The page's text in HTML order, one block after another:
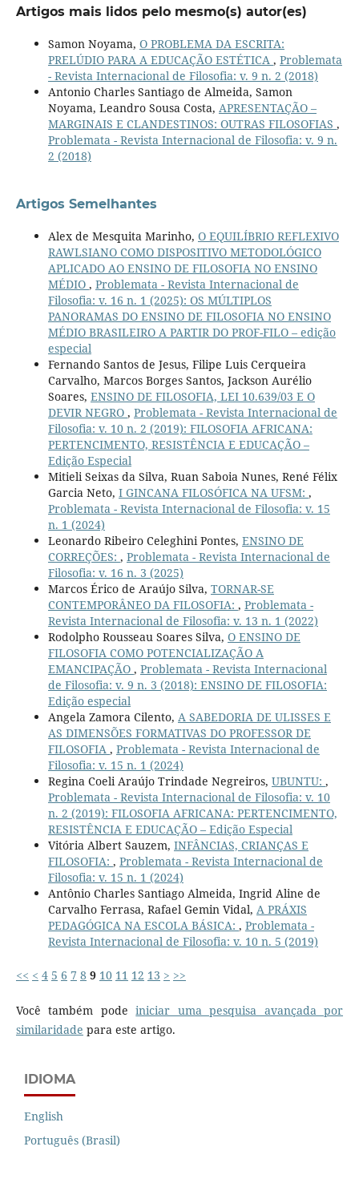
Artigos mais lidos pelo mesmo(s) autor(es)
Samon Noyama, O PROBLEMA DA ESCRITA:
PRELÚDIO PARA A EDUCAÇÃO ESTÉTICA , Problemata
- Revista Internacional de Filosofia: v. 9 n. 2 (2018)
Antonio Charles Santiago de Almeida, Samon
Noyama, Leandro Sousa Costa, APRESENTAÇÃO –
MARGINAIS E CLANDESTINOS: OUTRAS FILOSOFIAS ,
Problemata - Revista Internacional de Filosofia: v. 9 n.
2 (2018)
Artigos Semelhantes
Alex de Mesquita Marinho, O EQUILÍBRIO REFLEXIVO
RAWLSIANO COMO DISPOSITIVO METODOLÓGICO
APLICADO AO ENSINO DE FILOSOFIA NO ENSINO
MÉDIO , Problemata - Revista Internacional de
Filosofia: v. 16 n. 1 (2025): OS MÚLTIPLOS
PANORAMAS DO ENSINO DE FILOSOFIA NO ENSINO
MÉDIO BRASILEIRO A PARTIR DO PROF-FILO – edição
especial
Fernando Santos de Jesus, Filipe Luis Cerqueira
Carvalho, Marcos Borges Santos, Jackson Aurélio
Soares, ENSINO DE FILOSOFIA, LEI 10.639/03 E O
DEVIR NEGRO , Problemata - Revista Internacional de
Filosofia: v. 10 n. 2 (2019): FILOSOFIA AFRICANA:
PERTENCIMENTO, RESISTÊNCIA E EDUCAÇÃO –
Edição Especial
Mitieli Seixas da Silva, Ruan Saboia Nunes, René Félix
Garcia Neto, I GINCANA FILOSÓFICA NA UFSM: ,
Problemata - Revista Internacional de Filosofia: v. 15
n. 1 (2024)
Leonardo Ribeiro Celeghini Pontes, ENSINO DE
CORREÇÕES: , Problemata - Revista Internacional de
Filosofia: v. 16 n. 3 (2025)
Marcos Érico de Araújo Silva, TORNAR-SE
CONTEMPORÂNEO DA FILOSOFIA: , Problemata -
Revista Internacional de Filosofia: v. 13 n. 1 (2022)
Rodolpho Rousseau Soares Silva, O ENSINO DE
FILOSOFIA COMO POTENCIALIZAÇÃO A
EMANCIPAÇÃO , Problemata - Revista Internacional
de Filosofia: v. 9 n. 3 (2018): ENSINO DE FILOSOFIA:
Edição especial
Angela Zamora Cilento, A SABEDORIA DE ULISSES E
AS DIMENSÕES FORMATIVAS DO PROFESSOR DE
FILOSOFIA , Problemata - Revista Internacional de
Filosofia: v. 15 n. 1 (2024)
Regina Coeli Araújo Trindade Negreiros, UBUNTU: ,
Problemata - Revista Internacional de Filosofia: v. 10
n. 2 (2019): FILOSOFIA AFRICANA: PERTENCIMENTO,
RESISTÊNCIA E EDUCAÇÃO – Edição Especial
Vitória Albert Sauzem, INFÂNCIAS, CRIANÇAS E
FILOSOFIA: , Problemata - Revista Internacional de
Filosofia: v. 15 n. 1 (2024)
Antônio Charles Santiago Almeida, Ingrid Aline de
Carvalho Ferrasa, Rafael Gemin Vidal, A PRÁXIS
PEDAGÓGICA NA ESCOLA BÁSICA: , Problemata -
Revista Internacional de Filosofia: v. 10 n. 5 (2019)
<< < 4 5 6 7 8 9 10 11 12 13 > >>
Você também podeiniciar uma pesquisa avançada por
similaridade para este artigo.
IDIOMA
English
Português (Brasil)